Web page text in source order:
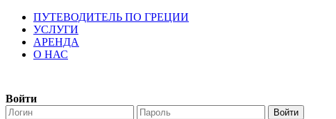
ПУТЕВОДИТЕЛЬ ПО ГРЕЦИИ
УСЛУГИ
АРЕНДА
О НАС
Войти
Войти